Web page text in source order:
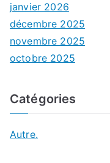
janvier 2026
décembre 2025
novembre 2025
octobre 2025
Catégories
Autre.